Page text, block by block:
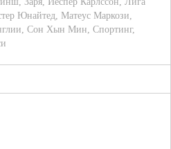
Юнайтед Матеус Маркози
Сон Хын Мин Спортинг,